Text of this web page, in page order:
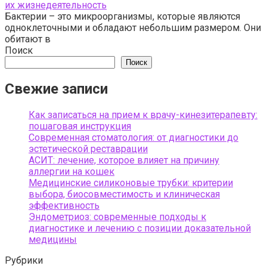
их жизнедеятельность
Бактерии – это микроорганизмы, которые являются
одноклеточными и обладают небольшим размером. Они
обитают в
Поиск
Поиск
Свежие записи
Как записаться на прием к врачу-кинезитерапевту:
пошаговая инструкция
Современная стоматология: от диагностики до
эстетической реставрации
АСИТ: лечение, которое влияет на причину
аллергии на кошек
Медицинские силиконовые трубки: критерии
выбора, биосовместимость и клиническая
эффективность
Эндометриоз: современные подходы к
диагностике и лечению с позиции доказательной
медицины
Рубрики